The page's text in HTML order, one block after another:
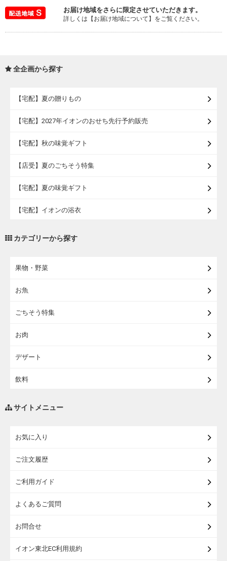
お届け地域をさらに限定させていただきます。
詳しくは【お届け地域について】をご覧ください。
全企画から探す
【宅配】夏の贈りもの
【宅配】2027年イオンのおせち先行予約販売
【宅配】秋の味覚ギフト
【店受】夏のごちそう特集
【宅配】夏の味覚ギフト
【宅配】イオンの浴衣
カテゴリーから探す
果物・野菜
お魚
ごちそう特集
お肉
デザート
飲料
サイトメニュー
お気に入り
ご注文履歴
ご利用ガイド
よくあるご質問
お問合せ
イオン東北EC利用規約